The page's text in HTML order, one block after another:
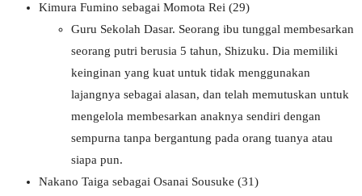
Kimura Fumino sebagai Momota Rei (29)
Guru Sekolah Dasar. Seorang ibu tunggal membesarkan
seorang putri berusia 5 tahun, Shizuku. Dia memiliki
keinginan yang kuat untuk tidak menggunakan
lajangnya sebagai alasan, dan telah memutuskan untuk
mengelola membesarkan anaknya sendiri dengan
sempurna tanpa bergantung pada orang tuanya atau
siapa pun.
Nakano Taiga sebagai Osanai Sousuke (31)